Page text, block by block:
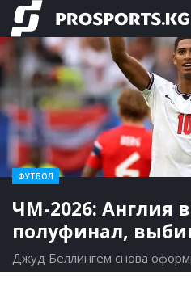
ЧМ-2026: Англия
полуфинал,
Джуд Беллингем снова
ФУТБОЛ